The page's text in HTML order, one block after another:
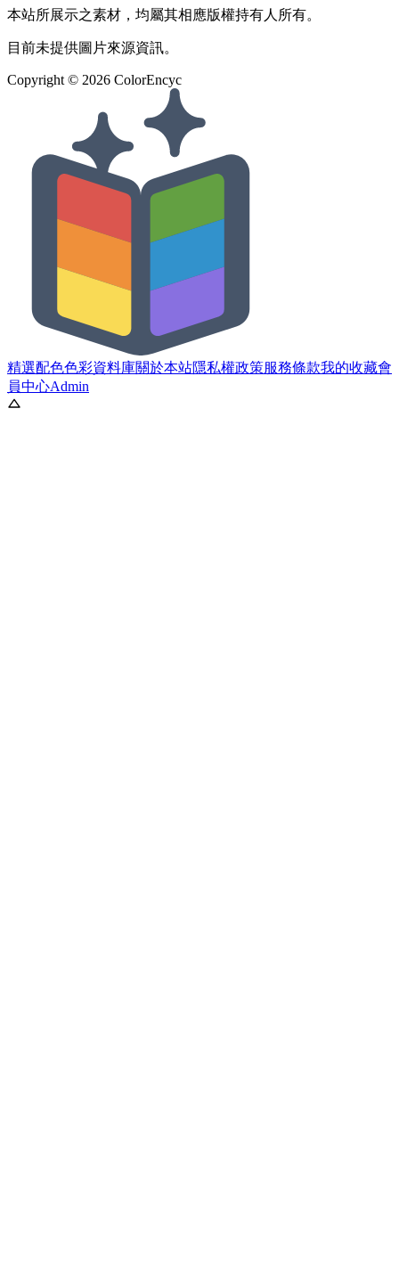
本站所展示之素材，均屬其相應版權持有人所有。
目前未提供圖片來源資訊。
Copyright © 2026 ColorEncyc
精選配色色彩資料庫關於本站隱私權政策服務條款我的收藏會
員中心Admin